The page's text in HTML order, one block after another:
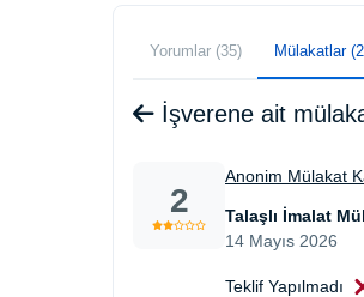
Yorumlar (35) Mülakatlar
İşverene ait
2
Anonim Mülakat
Talaşlı İmalat
14 Mayıs 2026
Teklif Yapılmadı